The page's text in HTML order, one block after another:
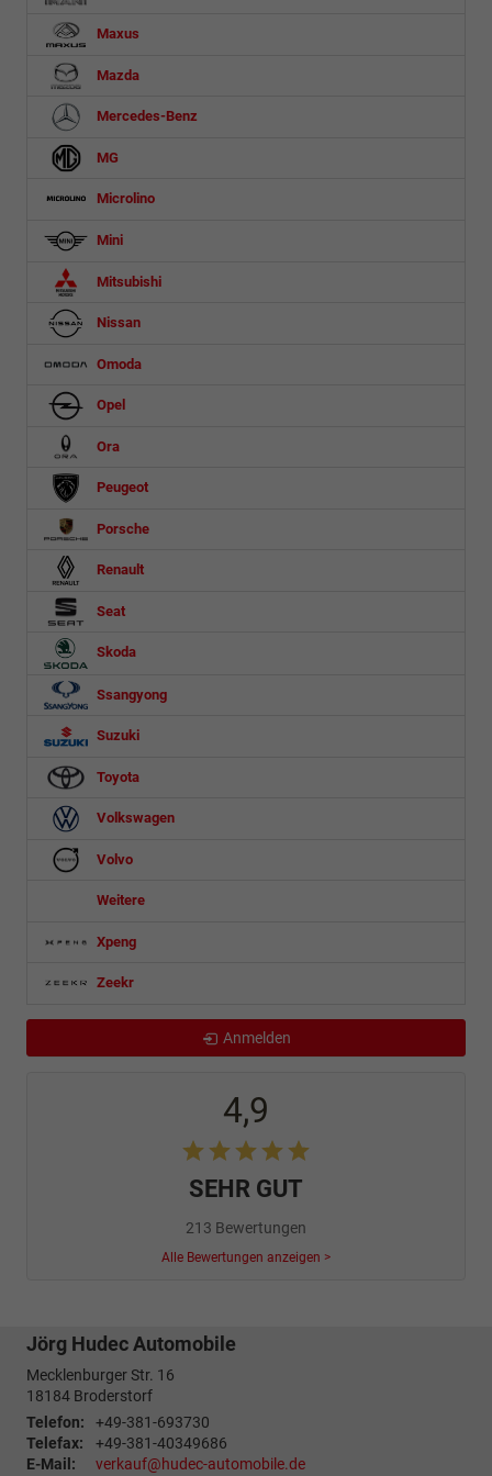
Maxus
Mazda
Mercedes-Benz
MG
Microlino
Mini
Mitsubishi
Nissan
Omoda
Opel
Ora
Peugeot
Porsche
Renault
Seat
Skoda
Ssangyong
Suzuki
Toyota
Volkswagen
Volvo
Weitere
Xpeng
Zeekr
Anmelden
4,9
SEHR GUT
213 Bewertungen
Alle Bewertungen anzeigen >
Jörg Hudec Automobile
Mecklenburger Str. 16
18184 Broderstorf
Telefon:
+49-381-693730
Telefax:
+49-381-40349686
E-Mail:
verkauf@hudec-automobile.de